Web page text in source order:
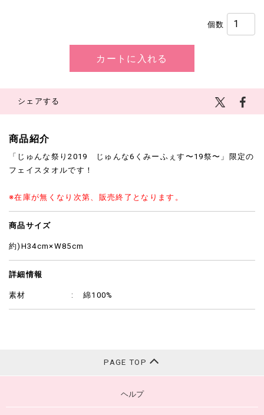
個数
カートに入れる
シェアする
商品紹介
「じゅんな祭り2019 じゅんな6くみーふぇす〜19祭〜」限定の
フェイスタオルです！
※在庫が無くなり次第、販売終了となります。
商品サイズ
約)H34cm×W85cm
詳細情報
素材 綿100%
PAGE TOP
ヘルプ